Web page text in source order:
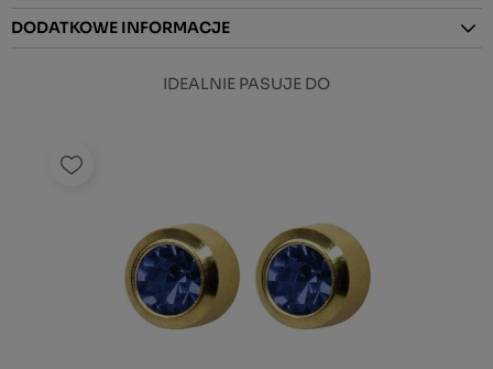
DODATKOWE INFORMACJE
IDEALNIE PASUJE DO